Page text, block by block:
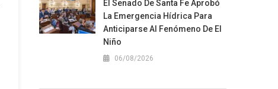
El Senado De Santa Fe Aprobó
La Emergencia Hídrica Para
Anticiparse Al Fenómeno De El
Niño
06/08/2026